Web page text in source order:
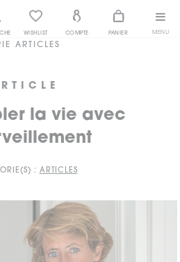
MENU
WISHLIST COMPTE PANIER
ARTICLES
la vie avec
: ARTICLES